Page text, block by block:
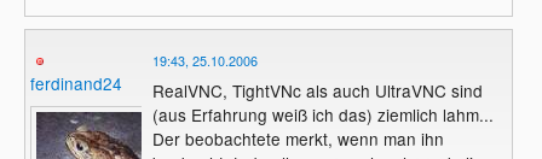
ferdinand24
19:43, 25.10.2006
RealVNC, TightVNc als auch UltraVNC sind
(aus Erfahrung weiß ich das) ziemlich lahm...
Der beobachtete merkt, wenn man ihn